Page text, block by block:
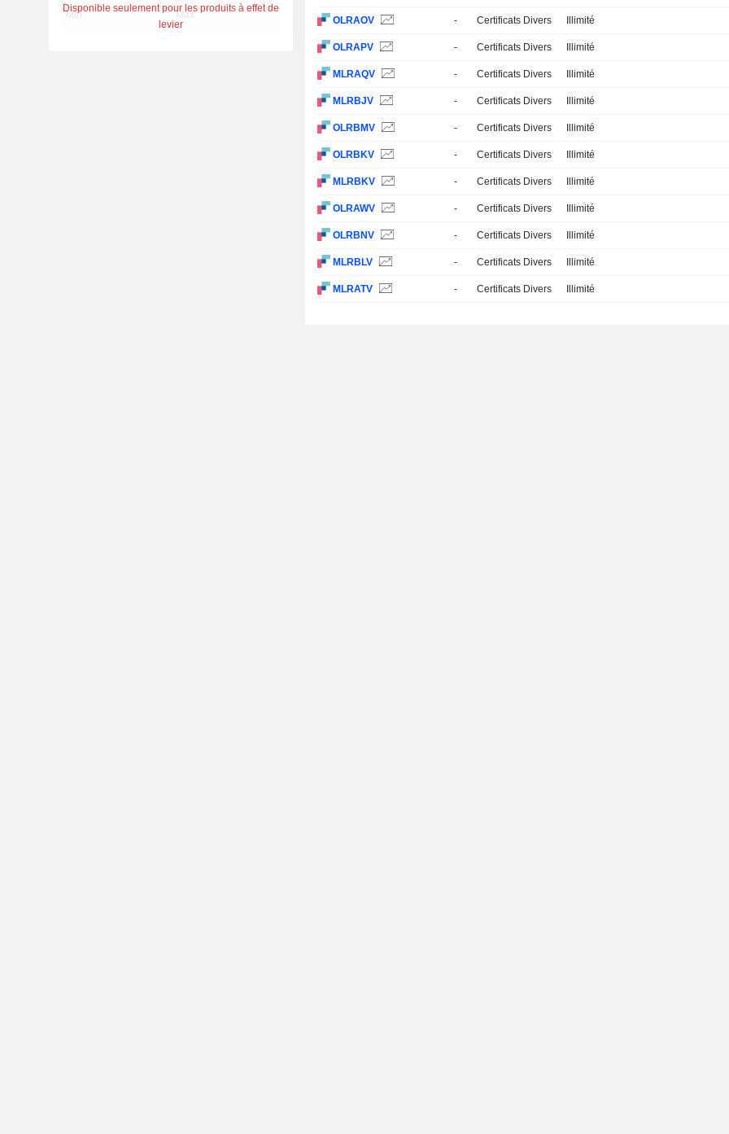
Disponible seulement pour les produits à effet de
levier
OLRAOV - Certificats Divers Illimité
OLRAPV - Certificats Divers Illimité
MLRAQV - Certificats Divers Illimité
MLRBJV - Certificats Divers Illimité
OLRBMV - Certificats Divers Illimité
OLRBKV - Certificats Divers Illimité
MLRBKV - Certificats Divers Illimité
OLRAWV - Certificats Divers Illimité
OLRBNV - Certificats Divers Illimité
MLRBLV - Certificats Divers Illimité
MLRATV - Certificats Divers Illimité